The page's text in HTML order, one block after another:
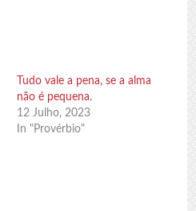
Tudo vale a pena, se a alma
não é pequena.
12 Julho, 2023
In "Provérbio"